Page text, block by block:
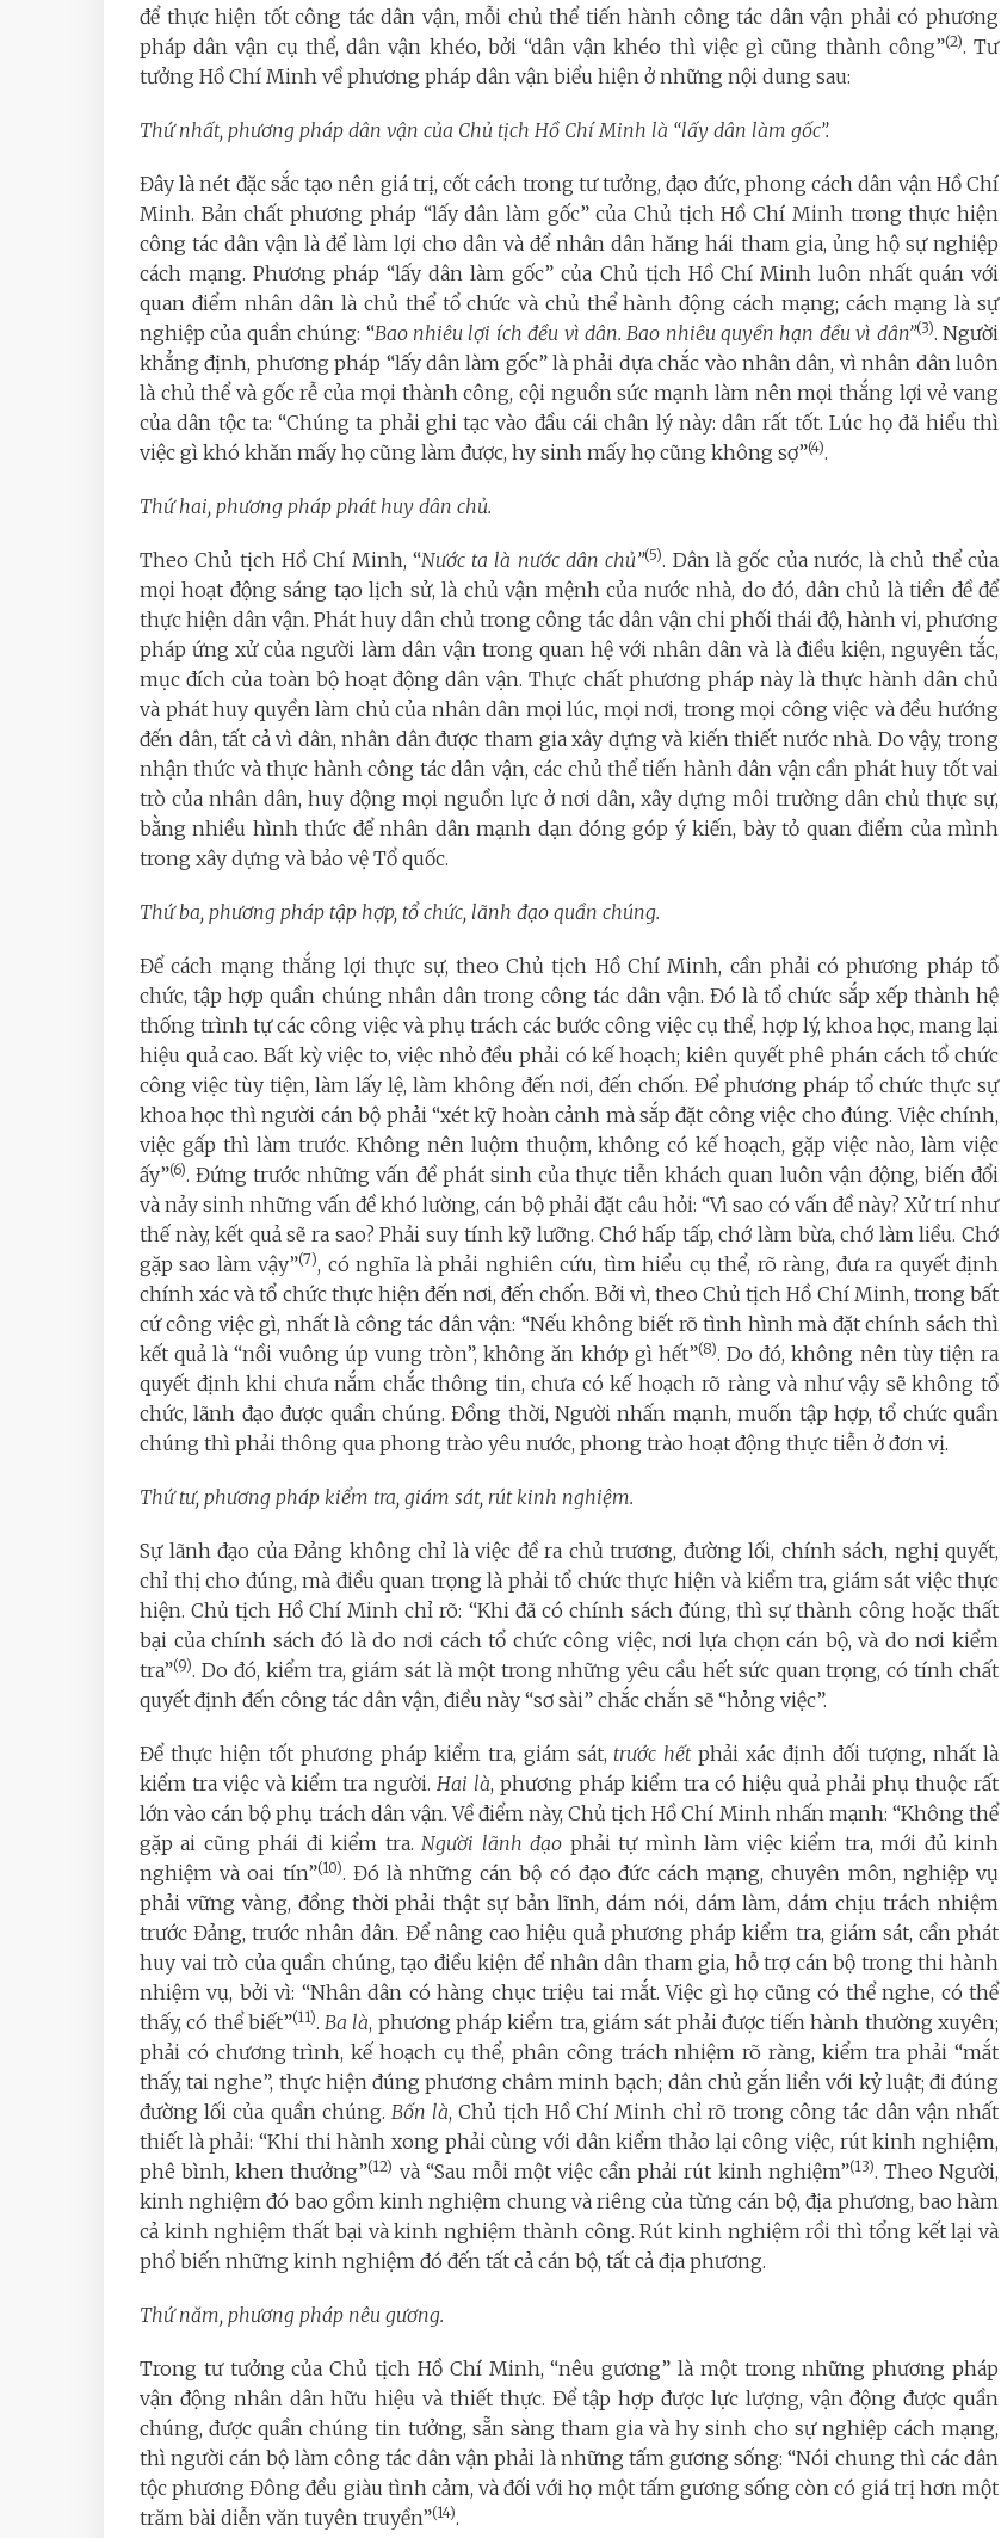
để thực hiện tốt công tác dân vận, mỗi chủ thể tiến hành công tác dân vận phải có phương
pháp dân vận cụ thể, dân vận khéo, bởi “dân vận khéo thì việc gì cũng thành công”(2). Tư
tưởng Hồ Chí Minh về phương pháp dân vận biểu hiện ở những nội dung sau:
Thứ nhất, phương pháp dân vận của Chủ tịch Hồ Chí Minh là “lấy dân làm gốc”.
Đây là nét đặc sắc tạo nên giá trị, cốt cách trong tư tưởng, đạo đức, phong cách dân vận Hồ Chí
Minh. Bản chất phương pháp “lấy dân làm gốc” của Chủ tịch Hồ Chí Minh trong thực hiện
công tác dân vận là để làm lợi cho dân và để nhân dân hăng hái tham gia, ủng hộ sự nghiệp
cách mạng. Phương pháp “lấy dân làm gốc” của Chủ tịch Hồ Chí Minh luôn nhất quán với
quan điểm nhân dân là chủ thể tổ chức và chủ thể hành động cách mạng; cách mạng là sự
nghiệp của quần chúng: “Bao nhiêu lợi ích đều vì dân. Bao nhiêu quyền hạn đều vì dân”(3). Người
khẳng định, phương pháp “lấy dân làm gốc” là phải dựa chắc vào nhân dân, vì nhân dân luôn
là chủ thể và gốc rễ của mọi thành công, cội nguồn sức mạnh làm nên mọi thắng lợi vẻ vang
của dân tộc ta: “Chúng ta phải ghi tạc vào đầu cái chân lý này: dân rất tốt. Lúc họ đã hiểu thì
việc gì khó khăn mấy họ cũng làm được, hy sinh mấy họ cũng không sợ”(4).
Thứ hai, phương pháp phát huy dân chủ.
Theo Chủ tịch Hồ Chí Minh, “Nước ta là nước dân chủ”(5). Dân là gốc của nước, là chủ thể của
mọi hoạt động sáng tạo lịch sử, là chủ vận mệnh của nước nhà, do đó, dân chủ là tiền đề để
thực hiện dân vận. Phát huy dân chủ trong công tác dân vận chi phối thái độ, hành vi, phương
pháp ứng xử của người làm dân vận trong quan hệ với nhân dân và là điều kiện, nguyên tắc,
mục đích của toàn bộ hoạt động dân vận. Thực chất phương pháp này là thực hành dân chủ
và phát huy quyền làm chủ của nhân dân mọi lúc, mọi nơi, trong mọi công việc và đều hướng
đến dân, tất cả vì dân, nhân dân được tham gia xây dựng và kiến thiết nước nhà. Do vậy, trong
nhận thức và thực hành công tác dân vận, các chủ thể tiến hành dân vận cần phát huy tốt vai
trò của nhân dân, huy động mọi nguồn lực ở nơi dân, xây dựng môi trường dân chủ thực sự,
bằng nhiều hình thức để nhân dân mạnh dạn đóng góp ý kiến, bày tỏ quan điểm của mình
trong xây dựng và bảo vệ Tổ quốc.
Thứ ba, phương pháp tập hợp, tổ chức, lãnh đạo quần chúng.
Để cách mạng thắng lợi thực sự, theo Chủ tịch Hồ Chí Minh, cần phải có phương pháp tổ
chức, tập hợp quần chúng nhân dân trong công tác dân vận. Đó là tổ chức sắp xếp thành hệ
thống trình tự các công việc và phụ trách các bước công việc cụ thể, hợp lý, khoa học, mang lại
hiệu quả cao. Bất kỳ việc to, việc nhỏ đều phải có kế hoạch; kiên quyết phê phán cách tổ chức
công việc tùy tiện, làm lấy lệ, làm không đến nơi, đến chốn. Để phương pháp tổ chức thực sự
khoa học thì người cán bộ phải “xét kỹ hoàn cảnh mà sắp đặt công việc cho đúng. Việc chính,
việc gấp thì làm trước. Không nên luộm thuộm, không có kế hoạch, gặp việc nào, làm việc
ấy”(6). Đứng trước những vấn đề phát sinh của thực tiễn khách quan luôn vận động, biến đổi
và nảy sinh những vấn đề khó lường, cán bộ phải đặt câu hỏi: “Vì sao có vấn đề này? Xử trí như
thế này, kết quả sẽ ra sao? Phải suy tính kỹ lưỡng. Chớ hấp tấp, chớ làm bừa, chớ làm liều. Chớ
gặp sao làm vậy”(7), có nghĩa là phải nghiên cứu, tìm hiểu cụ thể, rõ ràng, đưa ra quyết định
chính xác và tổ chức thực hiện đến nơi, đến chốn. Bởi vì, theo Chủ tịch Hồ Chí Minh, trong bất
cứ công việc gì, nhất là công tác dân vận: “Nếu không biết rõ tình hình mà đặt chính sách thì
kết quả là “nồi vuông úp vung tròn”, không ăn khớp gì hết”(8). Do đó, không nên tùy tiện ra
quyết định khi chưa nắm chắc thông tin, chưa có kế hoạch rõ ràng và như vậy sẽ không tổ
chức, lãnh đạo được quần chúng. Đồng thời, Người nhấn mạnh, muốn tập hợp, tổ chức quần
chúng thì phải thông qua phong trào yêu nước, phong trào hoạt động thực tiễn ở đơn vị.
Thứ tư, phương pháp kiểm tra, giám sát, rút kinh nghiệm.
Sự lãnh đạo của Đảng không chỉ là việc đề ra chủ trương, đường lối, chính sách, nghị quyết,
chỉ thị cho đúng, mà điều quan trọng là phải tổ chức thực hiện và kiểm tra, giám sát việc thực
hiện. Chủ tịch Hồ Chí Minh chỉ rõ: “Khi đã có chính sách đúng, thì sự thành công hoặc thất
bại của chính sách đó là do nơi cách tổ chức công việc, nơi lựa chọn cán bộ, và do nơi kiểm
tra”(9). Do đó, kiểm tra, giám sát là một trong những yêu cầu hết sức quan trọng, có tính chất
quyết định đến công tác dân vận, điều này “sơ sài” chắc chắn sẽ “hỏng việc”.
Để thực hiện tốt phương pháp kiểm tra, giám sát, trước hếtphải xác định đối tượng, nhất là
kiểm tra việc và kiểm tra người.Hai là, phương pháp kiểm tra có hiệu quả phải phụ thuộc rất
lớn vào cán bộ phụ trách dân vận. Về điểm này, Chủ tịch Hồ Chí Minh nhấn mạnh: “Không thể
gặp ai cũng phái đi kiểm tra.Người lãnh đạo phải tự mình làm việc kiểm tra, mới đủ kinh
nghiệm và oai tín”(10). Đó là những cán bộ có đạo đức cách mạng, chuyên môn, nghiệp vụ
phải vững vàng, đồng thời phải thật sự bản lĩnh, dám nói, dám làm, dám chịu trách nhiệm
trước Đảng, trước nhân dân. Để nâng cao hiệu quả phương pháp kiểm tra, giám sát, cần phát
huy vai trò của quần chúng, tạo điều kiện để nhân dân tham gia, hỗ trợ cán bộ trong thi hành
nhiệm vụ, bởi vì: “Nhân dân có hàng chục triệu tai mắt. Việc gì họ cũng có thể nghe, có thể
thấy, có thể biết”(11).Ba là, phương pháp kiểm tra, giám sát phải được tiến hành thường xuyên;
phải có chương trình, kế hoạch cụ thể, phân công trách nhiệm rõ ràng, kiểm tra phải “mắt
thấy, tai nghe”, thực hiện đúng phương châm minh bạch; dân chủ gắn liền với kỷ luật; đi đúng
đường lối của quần chúng.Bốn là, Chủ tịch Hồ Chí Minh chỉ rõ trong công tác dân vận nhất
thiết là phải: “Khi thi hành xong phải cùng với dân kiểm thảo lại công việc, rút kinh nghiệm,
phê bình, khen thưởng”(12) và “Sau mỗi một việc cần phải rút kinh nghiệm”(13). Theo Người,
kinh nghiệm đó bao gồm kinh nghiệm chung và riêng của từng cán bộ, địa phương, bao hàm
cả kinh nghiệm thất bại và kinh nghiệm thành công. Rút kinh nghiệm rồi thì tổng kết lại và
phổ biến những kinh nghiệm đó đến tất cả cán bộ, tất cả địa phương.
Thứ năm, phương pháp nêu gương.
Trong tư tưởng của Chủ tịch Hồ Chí Minh, “nêu gương” là một trong những phương pháp
vận động nhân dân hữu hiệu và thiết thực. Để tập hợp được lực lượng, vận động được quần
chúng, được quần chúng tin tưởng, sẵn sàng tham gia và hy sinh cho sự nghiệp cách mạng,
thì người cán bộ làm công tác dân vận phải là những tấm gương sống: “Nói chung thì các dân
tộc phương Đông đều giàu tình cảm, và đối với họ một tấm gương sống còn có giá trị hơn một
trăm bài diễn văn tuyên truyền”(14).